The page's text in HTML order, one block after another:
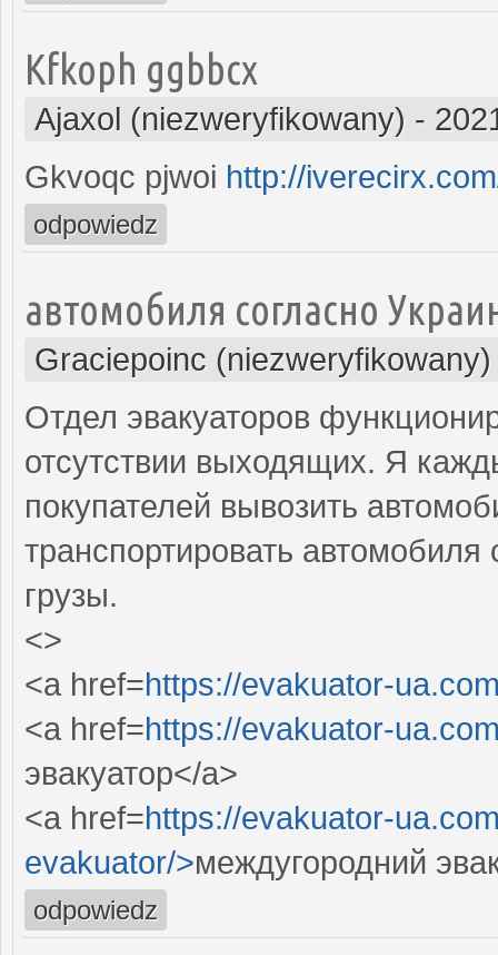
Kfkoph ggbbcx
Ajaxol (niezweryfikowany) -
Gkvoqc pjwoi http://
odpowiedz
автомобиля согласно
Graciepoinc (niezweryfikowany)
Отдел эвакуаторов
отсутствии выходящих. Я
покупателей вывозить
транспортировать автомобиля
грузы.
<>
<a href=https://evakuator-
<a href=https://evakuator-
эвакуатор</a>
<a href=https://evakuator-
evakuator/>междугородний
odpowiedz